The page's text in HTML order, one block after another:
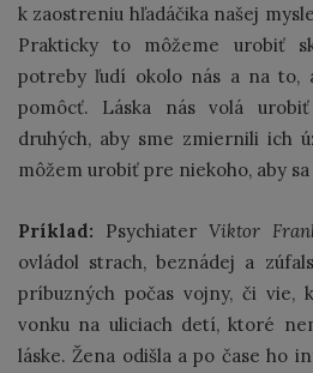
k zaostreniu hľadáčika našej
Prakticky to môžeme urobiť
potreby ľudí okolo nás a na to,
pomôcť. Láska nás volá
druhých, aby sme zmiernili ich
môžem urobiť pre niekoho, aby
Príklad: Psychiater Viktor
ovládol strach, beznádej a
príbuzných počas vojny, či vie,
vonku na uliciach detí, ktoré
láske. Žena odišla a po čase ho